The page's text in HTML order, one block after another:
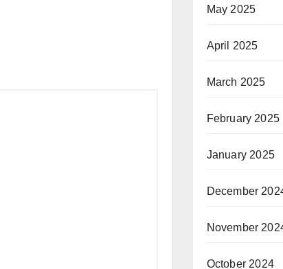
May 2025
April 2025
March 2025
February 2025
January 2025
December
November
October 2024